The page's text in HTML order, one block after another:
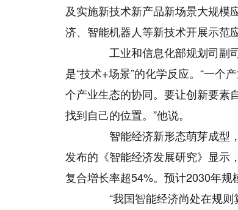
及实施新技术新产品新场景大规模
济、智能机器人等新技术开展示范
工业和信息化部规划司副司
是“技术+场景”的化学反应。“一个
个产业生态的协同。要让创新要素
找到自己的位置。”他说。
智能经济新形态萌芽成型，
发布的《智能经济发展研究》显示
复合增长率超54%。预计2030年规
“我国智能经济尚处在规则